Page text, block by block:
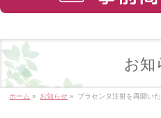
お知
ホーム » お知らせ » プラセンタ注射を再開い